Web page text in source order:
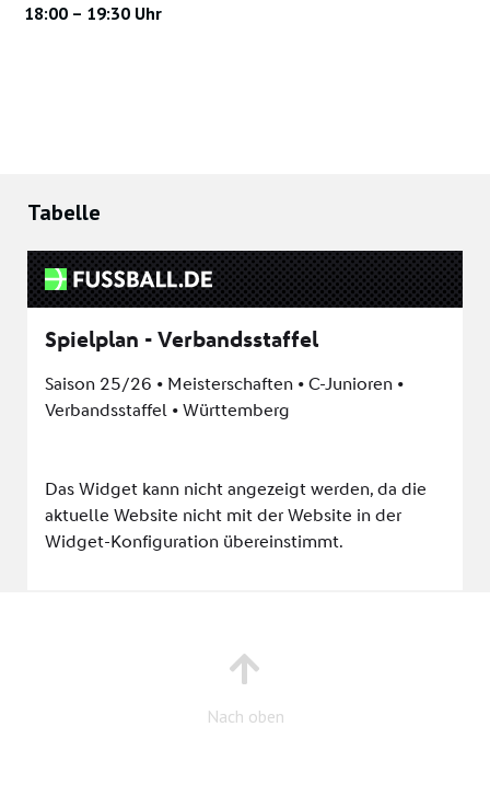
18:00 – 19:30 Uhr
Tabelle
Nach oben